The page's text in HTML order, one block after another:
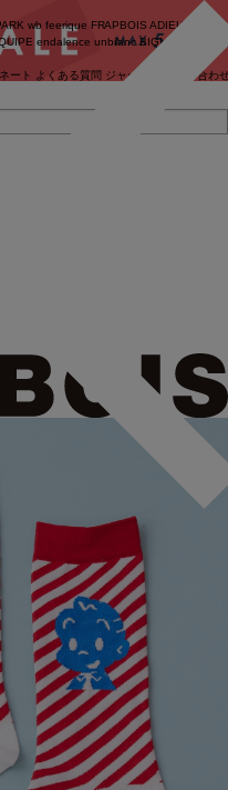
wb feerique FRAPBOIS ADIEU
endalence unbilanc BIGI online store
ート よくある質問 ジャーナル お問い合わ